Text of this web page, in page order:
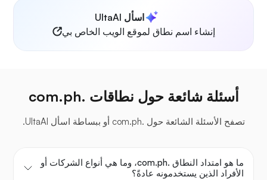
اسأل UltaAI
إنشاء اسم نطاق لموقع الويب الخاص بي
أسئلة شائعة حول نطاقات .com.ph
تصفح الأسئلة الشائعة حول .com.ph أو ببساطة اسأل UltaAI.
ما هو امتداد النطاق .com.ph، وما هي أنواع الشركات أو
الأفراد الذين يستخدمونه عادةً؟